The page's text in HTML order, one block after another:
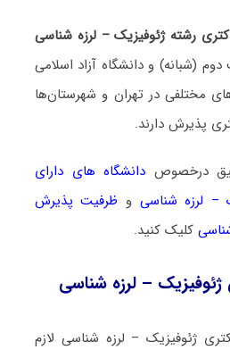
رشته ژﺋﻮﻓﻴﺰیک – لرزه شناسی
دوم (شبانه) و دانشگاه آزاد اسلامی
مختلفی در تهران و شهرستان‌ها
پذیرش دارند.
درخصوص دانشگاه های دارای
– لرزه شناسی و ظرفیت پذیرش
کلیک کنید.
– لرزه شناسی
ژﺋﻮﻓﻴﺰیک – لرزه شناسی لازم